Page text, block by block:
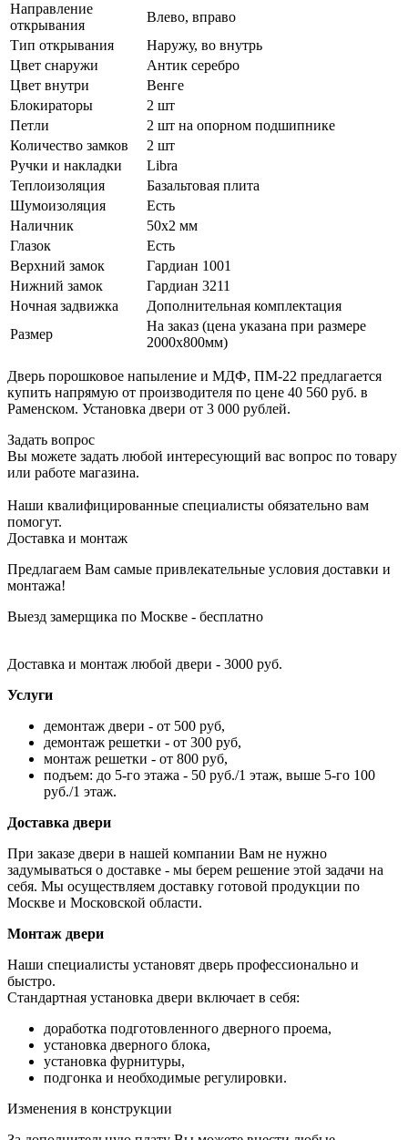
Направление
открывания
Влево, вправо
Тип открывания
Наружу, во внутрь
Цвет снаружи
Антик серебро
Цвет внутри
Венге
Блокираторы
2 шт
Петли
2 шт на опорном подшипнике
Количество замков
2 шт
Ручки и накладки
Libra
Теплоизоляция
Базальтовая плита
Шумоизоляция
Есть
Наличник
50х2 мм
Глазок
Есть
Верхний замок
Гардиан 1001
Нижний замок
Гардиан 3211
Ночная задвижка
Дополнительная комплектация
Размер
На заказ (цена указана при размере
2000х800мм)
Дверь порошковое напыление и МДФ, ПМ-22 предлагается
купить напрямую от производителя по цене 40 560 руб. в
Раменском. Установка двери от 3 000 рублей.
Задать вопрос
Вы можете задать любой интересующий вас вопрос по товару
или работе магазина.
Наши квалифицированные специалисты обязательно вам
помогут.
Доставка и монтаж
Предлагаем Вам самые привлекательные условия доставки и
монтажа!
Выезд замерщика по Москве - бесплатно
Доставка и монтаж любой двери - 3000 руб.
Услуги
демонтаж двери - от 500 руб,
демонтаж решетки - от 300 руб,
монтаж решетки - от 800 руб,
подъем: до 5-го этажа - 50 руб./1 этаж, выше 5-го 100
руб./1 этаж.
Доставка двери
При заказе двери в нашей компании Вам не нужно
задумываться о доставке - мы берем решение этой задачи на
себя. Мы осуществляем доставку готовой продукции по
Москве и Московской области.
Монтаж двери
Наши специалисты установят дверь профессионально и
быстро.
Стандартная установка двери включает в себя:
доработка подготовленного дверного проема,
установка дверного блока,
установка фурнитуры,
подгонка и необходимые регулировки.
Изменения в конструкции